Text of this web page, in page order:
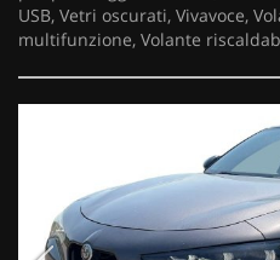
USB, Vetri oscurati, Vivavoce,
multifunzione, Volante